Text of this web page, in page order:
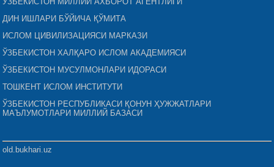
ДИН ИШЛАРИ БЎЙИЧА ҚЎМИТА
ИСЛОМ ЦИВИЛИЗАЦИЯСИ МАРКАЗИ
ЎЗБЕКИСТОН ХАЛҚАРО ИСЛОМ АКАДЕМИЯСИ
ЎЗБЕКИСТОН МУСУЛМОНЛАРИ ИДОРАСИ
ТОШКЕНТ ИСЛОМ ИНСТИТУТИ
ЎЗБЕКИСТОН РЕСПУБЛИКАСИ ҚОНУН ҲУЖЖАТЛАРИ
МАЪЛУМОТЛАРИ МИЛЛИЙ БАЗАСИ
old.bukhari.uz